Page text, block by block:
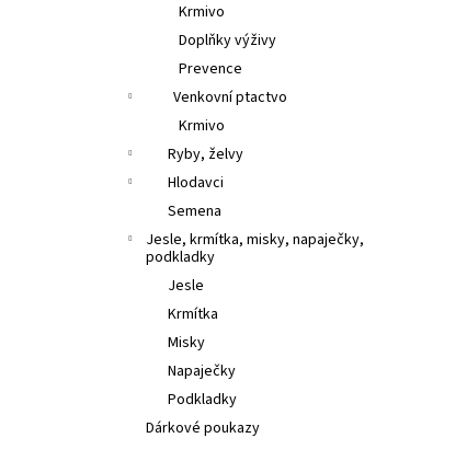
Krmivo
Doplňky výživy
Prevence
Venkovní ptactvo
Krmivo
Ryby, želvy
Hlodavci
Semena
Jesle, krmítka, misky, napaječky,
podkladky
Jesle
Krmítka
Misky
Napaječky
Podkladky
Dárkové poukazy